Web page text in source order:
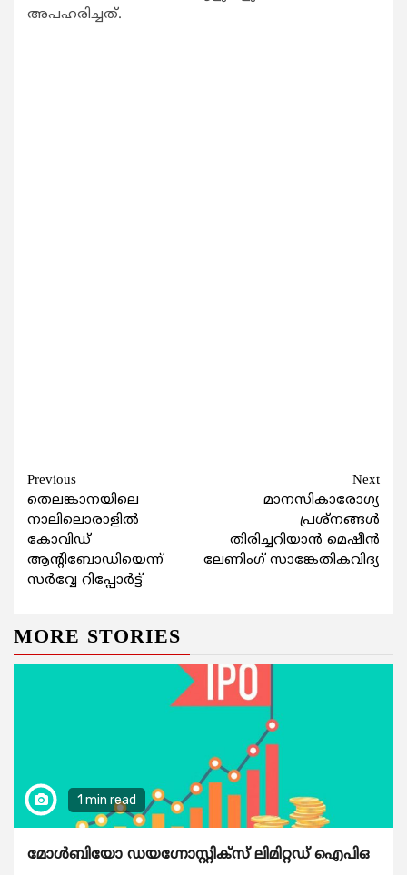
അപഹരിച്ചത്.
Continue
Reading
Previous
തെലങ്കാനയിലെ
നാലിലൊരാളില്‍
കോവിഡ്
ആന്റിബോഡിയെന്ന്
സര്‍വ്വേ റിപ്പോര്‍ട്ട്
Next
മാനസികാരോഗ്യ
പ്രശ്‌നങ്ങള്‍
തിരിച്ചറിയാന്‍ മെഷീന്‍
ലേണിംഗ് സാങ്കേതികവിദ്യ
MORE STORIES
1 min read
മോൾബിയോ ഡയഗ്നോസ്റ്റിക്സ് ലിമിറ്റഡ് ഐപിഒ